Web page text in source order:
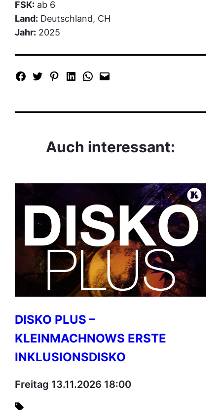
FSK: ab 6
Land: Deutschland, CH
Jahr: 2025
Auch interessant:
DISKO PLUS –
KLEINMACHNOWS ERSTE
INKLUSIONSDISKO
Freitag 13.11.2026 18:00